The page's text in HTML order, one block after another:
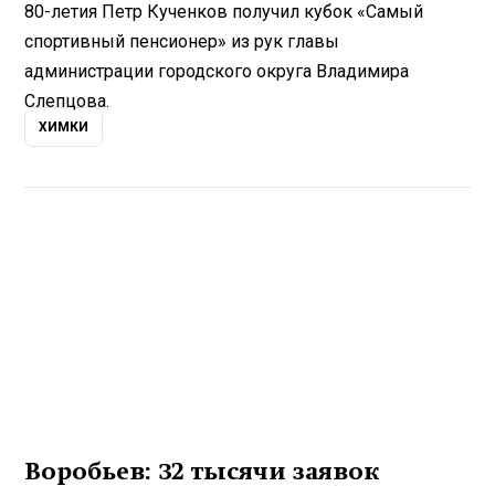
80-летия Петр Кученков получил кубок «Самый
спортивный пенсионер» из рук главы
администрации городского округа Владимира
Слепцова.
ХИМКИ
Воробьев: 32 тысячи заявок